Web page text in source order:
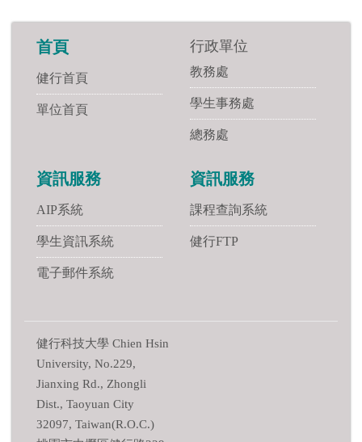
首頁
健行首頁
單位首頁
行政單位
教務處
學生事務處
總務處
資訊服務
AIP系統
學生資訊系統
電子郵件系統
資訊服務
課程查詢系統
健行FTP
健行科技大學 Chien Hsin
University, No.229,
Jianxing Rd., Zhongli
Dist., Taoyuan City
32097, Taiwan(R.O.C.)